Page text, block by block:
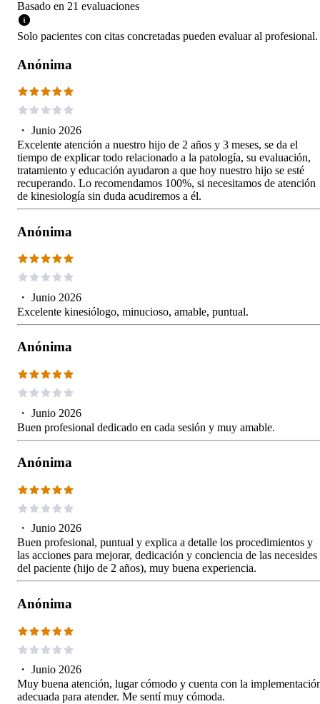
Basado en 21 evaluaciones
Solo pacientes con citas concretadas pueden evaluar al profesional.
Anónima
・ Junio 2026
Excelente atención a nuestro hijo de 2 años y 3 meses, se da el
tiempo de explicar todo relacionado a la patología, su evaluación,
tratamiento y educación ayudaron a que hoy nuestro hijo se esté
recuperando. Lo recomendamos 100%, si necesitamos de atención
de kinesiología sin duda acudiremos a él.
Anónima
・ Junio 2026
Excelente kinesiólogo, minucioso, amable, puntual.
Anónima
・ Junio 2026
Buen profesional dedicado en cada sesión y muy amable.
Anónima
・ Junio 2026
Buen profesional, puntual y explica a detalle los procedimientos y
las acciones para mejorar, dedicación y conciencia de las necesides
del paciente (hijo de 2 años), muy buena experiencia.
Anónima
・ Junio 2026
Muy buena atención, lugar cómodo y cuenta con la
adecuada para atender. Me sentí muy cómoda.